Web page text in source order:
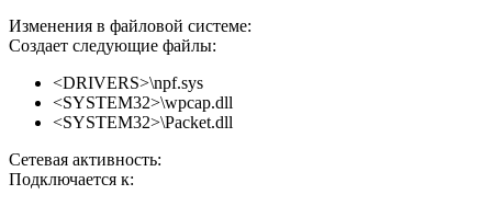
Изменения в файловой системе:
Создает следующие файлы:
<DRIVERS>\npf.sys
<SYSTEM32>\wpcap.dll
<SYSTEM32>\Packet.dll
Сетевая активность:
Подключается к: